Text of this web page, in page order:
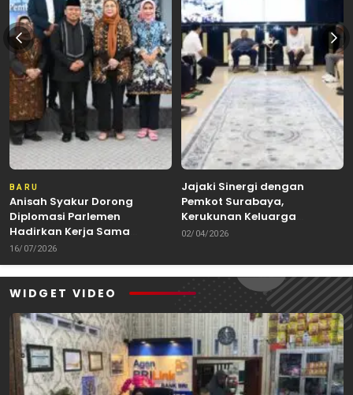
BARU
Anisah Syakur Dorong
Diplomasi Parlemen
Hadirkan Kerja Sama
Internasional yang
16/07/2026
Jajaki Sinergi dengan
Pemkot Surabaya,
Kerukunan Keluarga
Kalimantan Dorong
02/04/2026
WIDGET VIDEO